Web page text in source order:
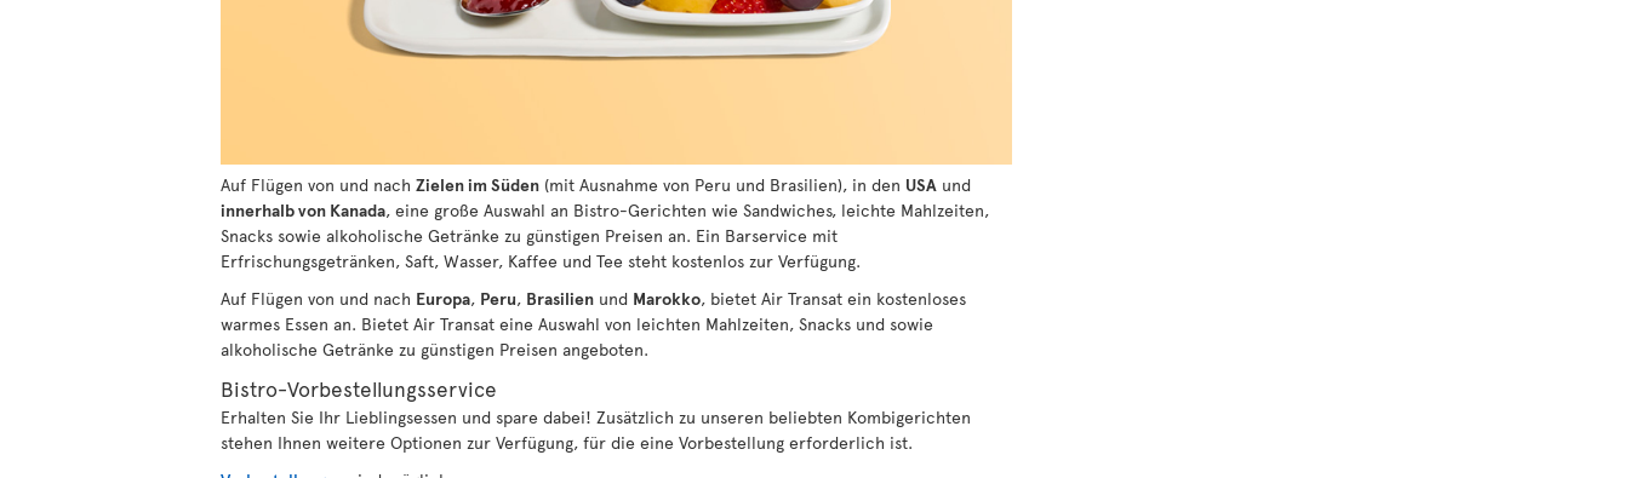
Auf Flügen von und nach Zielen im Süden (mit Ausnahme von Peru und Brasilien), in den USA und
innerhalb von Kanada, eine große Auswahl an Bistro-Gerichten wie Sandwiches, leichte Mahlzeiten,
Snacks sowie alkoholische Getränke zu günstigen Preisen an. Ein Barservice mit
Erfrischungsgetränken, Saft, Wasser, Kaffee und Tee steht kostenlos zur Verfügung.
Auf Flügen von und nach Europa, Peru, Brasilien und Marokko, bietet Air Transat ein kostenloses
warmes Essen an. Bietet Air Transat eine Auswahl von leichten Mahlzeiten, Snacks und sowie
alkoholische Getränke zu günstigen Preisen angeboten.
Bistro-Vorbestellungsservice
Erhalten Sie Ihr Lieblingsessen und spare dabei! Zusätzlich zu unseren beliebten Kombigerichten
stehen Ihnen weitere Optionen zur Verfügung, für die eine Vorbestellung erforderlich ist.